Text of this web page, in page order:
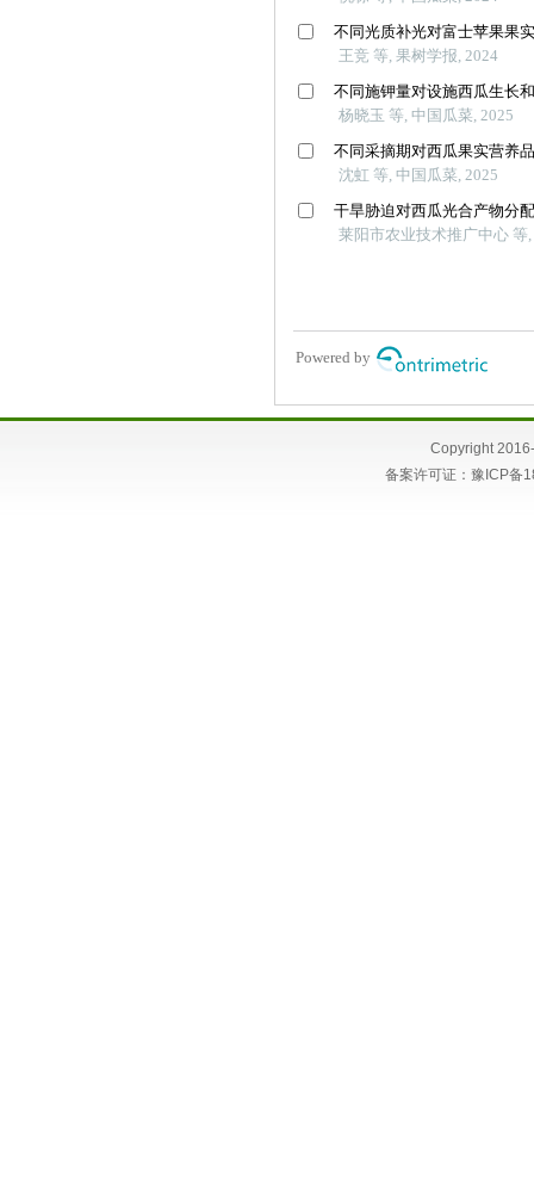
Copyright
备案许可证： 豫ICP备